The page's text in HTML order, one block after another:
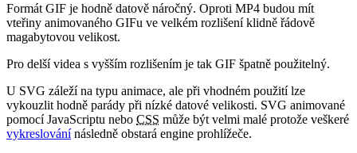
Formát GIF je hodně datově náročný. Oproti MP4 budou mít
vteřiny animovaného GIFu ve velkém rozlišení klidně řádově
magabytovou velikost.
Pro delší videa s vyšším rozlišením je tak GIF špatně použitelný.
U SVG záleží na typu animace, ale při vhodném použití lze
vykouzlit hodně parády při nízké datové velikosti. SVG animované
pomocí JavaScriptu nebo CSS může být velmi malé protože veškeré
vykreslovánínásledně obstará engine prohlížeče.